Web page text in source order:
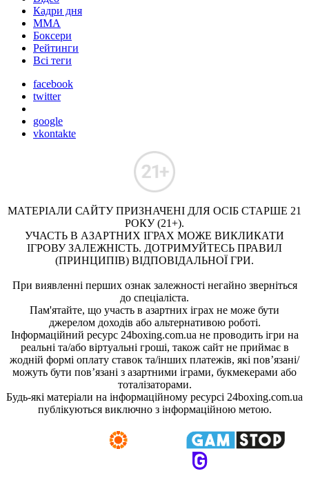
Кадри дня
ММА
Боксери
Рейтинги
Всі теги
facebook
twitter
google
vkontakte
МАТЕРІАЛИ САЙТУ ПРИЗНАЧЕНІ ДЛЯ ОСІБ СТАРШЕ 21
РОКУ (21+).
УЧАСТЬ В АЗАРТНИХ ІГРАХ МОЖЕ ВИКЛИКАТИ
ІГРОВУ ЗАЛЕЖНІСТЬ. ДОТРИМУЙТЕСЬ ПРАВИЛ
(ПРИНЦИПІВ) ВІДПОВІДАЛЬНОЇ ГРИ.
При виявленні перших ознак залежності негайно зверніться
до спеціаліста.
Пам'ятайте, що участь в азартних іграх не може бути
джерелом доходів або альтернативою роботі.
Інформаційний ресурс 24boxing.com.ua не проводить ігри на
реальні та/або віртуальні гроші, також сайт не приймає в
жодній формі оплату ставок та/інших платежів, які пов’язані/
можуть бути пов’язані з азартними іграми, букмекерами або
тоталізаторами.
Будь-які матеріали на інформаційному ресурсі 24boxing.com.ua
публікуються виключно з інформаційною метою.